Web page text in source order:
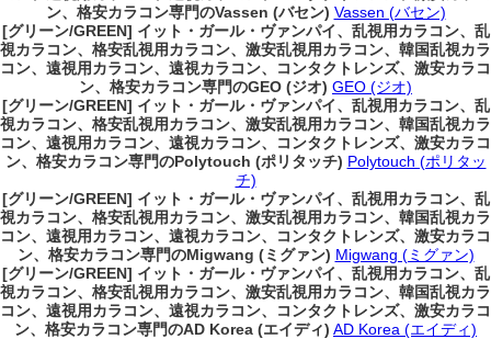
ン、格安カラコン専門のVassen (バセン) Vassen (バセン)
[グリーン/GREEN] イット・ガール・ヴァンパイ、乱視用カラコン、乱
視カラコン、格安乱視用カラコン、激安乱視用カラコン、韓国乱視カラ
コン、遠視用カラコン、遠視カラコン、コンタクトレンズ、激安カラコ
ン、格安カラコン専門のGEO (ジオ) GEO (ジオ)
[グリーン/GREEN] イット・ガール・ヴァンパイ、乱視用カラコン、乱
視カラコン、格安乱視用カラコン、激安乱視用カラコン、韓国乱視カラ
コン、遠視用カラコン、遠視カラコン、コンタクトレンズ、激安カラコ
ン、格安カラコン専門のPolytouch (ポリタッチ) Polytouch (ポリタッ
チ)
[グリーン/GREEN] イット・ガール・ヴァンパイ、乱視用カラコン、乱
視カラコン、格安乱視用カラコン、激安乱視用カラコン、韓国乱視カラ
コン、遠視用カラコン、遠視カラコン、コンタクトレンズ、激安カラコ
ン、格安カラコン専門のMigwang (ミグァン) Migwang (ミグァン)
[グリーン/GREEN] イット・ガール・ヴァンパイ、乱視用カラコン、乱
視カラコン、格安乱視用カラコン、激安乱視用カラコン、韓国乱視カラ
コン、遠視用カラコン、遠視カラコン、コンタクトレンズ、激安カラコ
ン、格安カラコン専門のAD Korea (エイディ) AD Korea (エイディ)